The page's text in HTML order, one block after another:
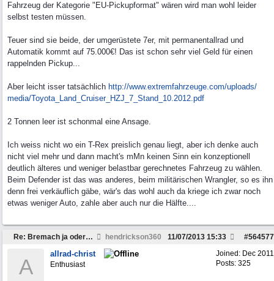
Fahrzeug der Kategorie "EU-Pickupformat" wären wird man wohl leider
selbst testen müssen.
Teuer sind sie beide, der umgerüstete 7er, mit permanentallrad und
Automatik kommt auf 75.000€! Das ist schon sehr viel Geld für einen
rappelnden Pickup...
Aber leicht isser tatsächlich http://www.extremfahrzeuge.com/uploads/
media/Toyota_Land_Cruiser_HZJ_7_Stand_10.2012.pdf
2 Tonnen leer ist schonmal eine Ansage.
Ich weiss nicht wo ein T-Rex preislich genau liegt, aber ich denke auch
nicht viel mehr und dann macht's mMn keinen Sinn ein konzeptionell
deutlich älteres und weniger belastbar gerechnetes Fahrzeug zu wählen.
Beim Defender ist das was anderes, beim militärischen Wrangler, so es ihn
denn frei verkäuflich gäbe, wär's das wohl auch da kriege ich zwar noch
etwas weniger Auto, zahle aber auch nur die Hälfte....
Re: Bremach ja oder nein... hendrickson360 #564577
11/07/2013 15:33
Joined: Dec 2011
Posts: 325
A
allrad-christ
Enthusiast